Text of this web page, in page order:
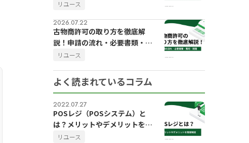
徹底解説
リユース
2026.07.22
古物商許可の取り方を徹底解
説！申請の流れ・必要書類・費
用・期間
リユース
よく読まれているコラム
2022.07.27
POSレジ（POSシステム）と
は？メリットやデメリットを徹
底解説
リユース